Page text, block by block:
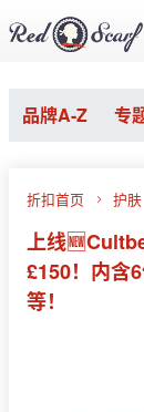
品牌A-Z 专
折扣首页 护肤
上线
£150！内含
等！